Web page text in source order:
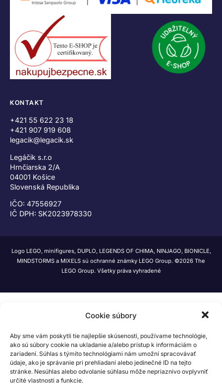
Cookie súbory
Aby sme vám poskytli tie najlepšie skúsenosti, používame technológie,
ako sú súbory cookie na ukladanie a/alebo prístup k informáciám o
zariadení. Súhlas s týmito technológiami nám umožní spracovávať
údaje, ako je správanie pri prehliadaní alebo jedinečné ID na tejto
stránke. Nesúhlas alebo odvolanie súhlasu môže nepriaznivo ovplyvniť
určité vlastnosti a funkcie.
KONTAKT
+421 55 622 23 18
+421 907 919 608
legacik@legacik.sk
Legáčik s.r.o
Hrnčiarska 2/A
04001 Košice
Slovenská Republika
IČO: 47556927
IČ DPH: SK2023978330
Logo LEGO, minifigures, DUPLO, LEGENDS OF CHIMA, NINJAGO, BIONICLE,
MINDSTORMS a MIXELS sú ochranné známky LEGO Group. ©2026 The
LEGO Group. Všetky práva vyhradené